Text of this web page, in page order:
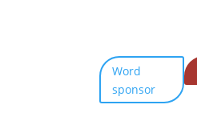
Word
sponsor